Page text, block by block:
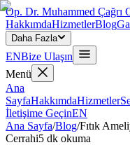
Op. Dr. Muhammed Çağrı
HakkımdaHizmetlerBlog
Daha Fazla
ENBize Ulaşın
Menü
Ana
SayfaHakkımdaHizmetler
İletişime GeçinEN
Ana Sayfa/Blog/Fıtık
Cerrahi5 dk okuma